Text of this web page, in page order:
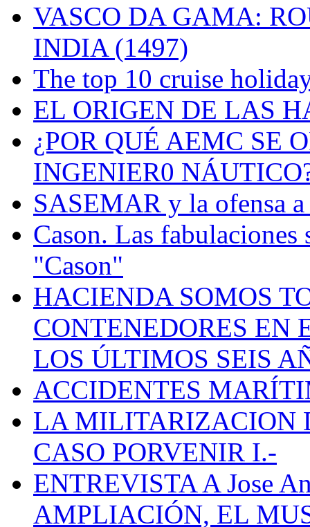
VASCO DA GAMA:
INDIA (1497)
The top 10 cruise
EL ORIGEN DE LAS
¿POR QUÉ AEMC SE
INGENIER0
SASEMAR y la ofensa a
Cason. Las fabulaciones
"Cason"
HACIENDA SOMOS
CONTENEDORES EN
LOS ÚLTIMOS SEIS
ACCIDENTES
LA MILITARIZACION
CASO PORVENIR I.-
ENTREVISTA A Jose
AMPLIACIÓN, EL